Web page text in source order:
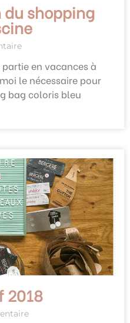
du shopping
en vacances à
le nécessaire pour
bag coloris bleu
2018